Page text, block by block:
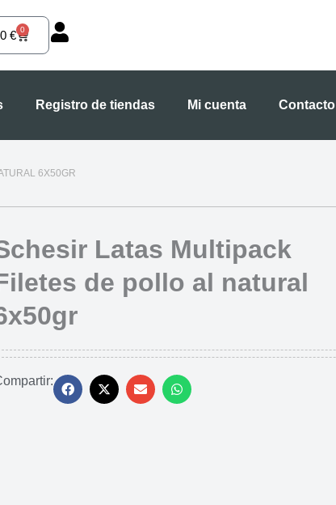
€ 0
Carrito
Registro de tiendas Mi cuenta Contacto
6X50GR
Latas Multipack
de pollo al natural